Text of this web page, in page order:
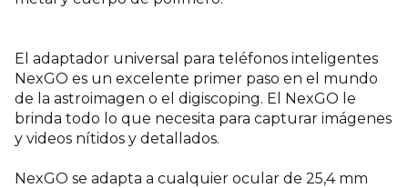
El adaptador universal para teléfonos inteligentes
NexGO es un excelente primer paso en el mundo
de la astroimagen o el digiscoping. El NexGO le
brinda todo lo que necesita para capturar imágenes
y videos nítidos y detallados.
NexGO se adapta a cualquier ocular de 25,4 mm